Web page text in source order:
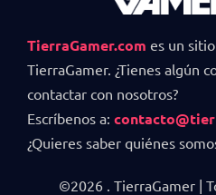
TierraGamer.com es un
TierraGamer. ¿Tienes algún
contactar con nosotros?
Escríbenos a:
¿Quieres saber quiénes
©2026 . TierraGamer |